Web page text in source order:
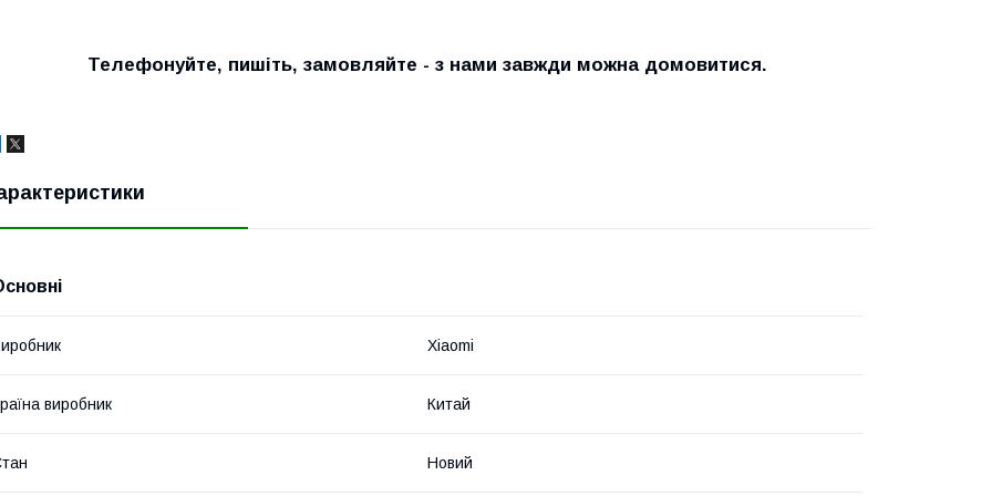
Телефонуйте, пишіть, замовляйте - з нами завжди можна домовитися.
Xiaomi
виробник Китай
Новий